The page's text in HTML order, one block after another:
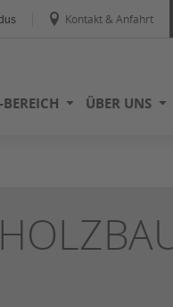
Kontakt & Anfahrt
ÜBER UNS